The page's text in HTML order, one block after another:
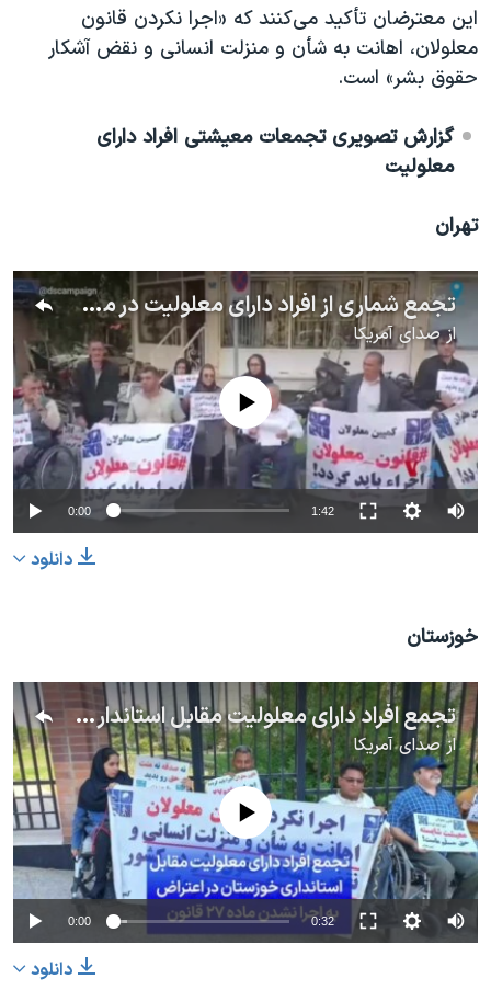
صفحه‌های ویژه
سفر پرزیدنت ترامپ به چین
این معترضان تأکید می‌کنند که «اجرا نکردن قانون
معلولان، اهانت به شأن و منزلت انسانی و نقض آشکار
حقوق بشر» است.
گزارش تصویری تجمعات معیشتی افراد دارای
معلولیت
تهران
تجمع شماری از افراد دارای معلولیت در مقابل ریاست جمهوری
ازصدای آمریکا
No media source currently available
0:00 1:42
دانلود
خوزستان
تجمع افراد دارای معلولیت مقابل استانداری خوزستان در اعتراض به اجرا نشدن ماده ۲۷ قانون
ازصدای آمریکا
No media source currently available
0:00 0:32
دانلود